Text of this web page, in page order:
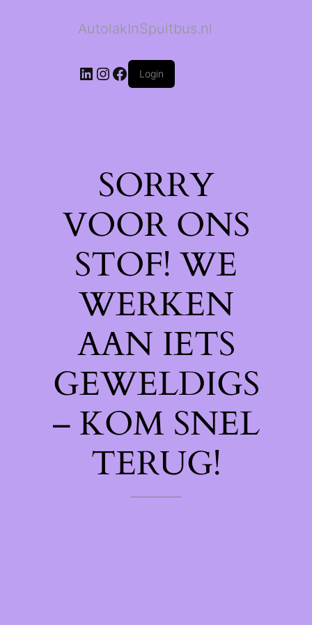
AutolakInSpuitbus.nl
LinkedIn
Instagram
Facebook
Login
SORRY
VOOR ONS
STOF! WE
WERKEN
AAN IETS
GEWELDIGS
– KOM SNEL
TERUG!